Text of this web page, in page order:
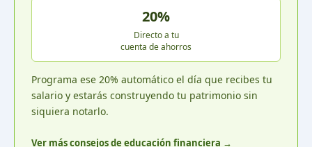
20%
Directo a tu
cuenta de ahorros
Programa ese 20% automático el día que recibes tu
salario y estarás construyendo tu patrimonio sin
siquiera notarlo.
Ver más consejos de educación financiera →